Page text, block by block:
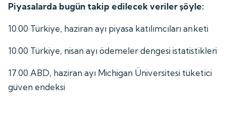
Piyasalarda bugün takip edilecek veriler şöyle:
10.00 Türkiye, haziran ayı piyasa katılımcıları anketi
10.00 Türkiye, nisan ayı ödemeler dengesi istatistikleri
17.00 ABD, haziran ayı Michigan Üniversitesi tüketici
güven endeksi